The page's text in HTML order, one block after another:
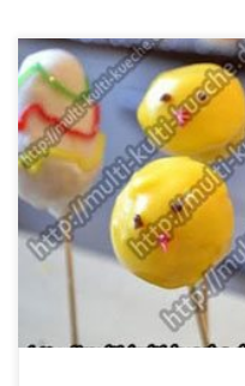
Zutaten für Cake Pops 1
verschiedene
Glasuretwas Öl um die Glasur
vom Kuchen entfernen.
Zerbröseln. Schmand nach
leicht formen lässt. Nun der